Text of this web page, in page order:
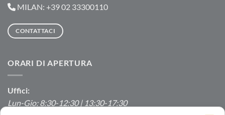
MILAN: +39 02 33300110
CONTATTACI
ORARI DI APERTURA
Uffici:
Lun-Gio: 8:30-12:30 | 13:30-17:30